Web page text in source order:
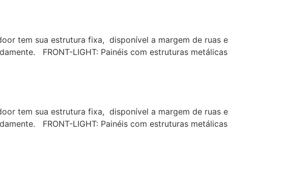
tem sua estrutura fixa, disponível a margem de ruas e
FRONT-LIGHT: Painéis com estruturas metálicas
tem sua estrutura fixa, disponível a margem de ruas e
FRONT-LIGHT: Painéis com estruturas metálicas